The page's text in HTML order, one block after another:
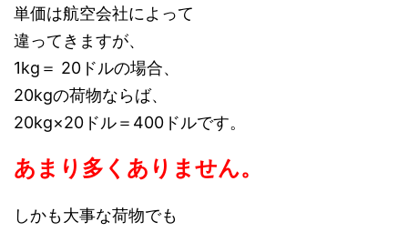
単価は航空会社によって
違ってきますが、
1kg＝ 20ドルの場合、
20kgの荷物ならば、
20kg×20ドル＝400ドルです。
あまり多くありません。
しかも大事な荷物でも